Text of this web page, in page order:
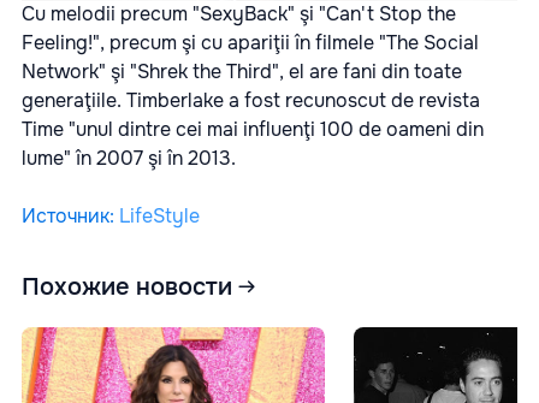
Cu melodii precum "SexyBack" şi "Can't Stop the
Feeling!", precum şi cu apariţii în filmele "The Social
Network" şi "Shrek the Third", el are fani din toate
generaţiile. Timberlake a fost recunoscut de revista
Time "unul dintre cei mai influenţi 100 de oameni din
lume" în 2007 şi în 2013.
Источник: LifeStyle
Похожие новости